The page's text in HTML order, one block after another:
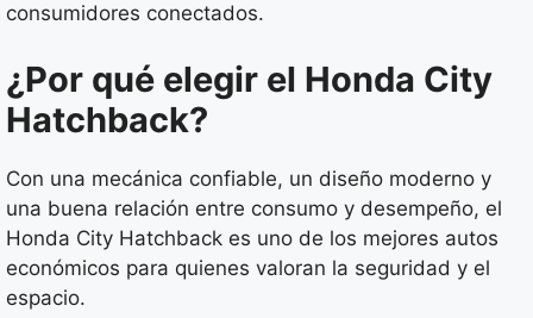
consumidores conectados.
¿Por qué elegir el Honda City
Hatchback?
Con una mecánica confiable, un diseño moderno y
una buena relación entre consumo y desempeño, el
Honda City Hatchback es uno de los mejores autos
económicos para quienes valoran la seguridad y el
espacio.